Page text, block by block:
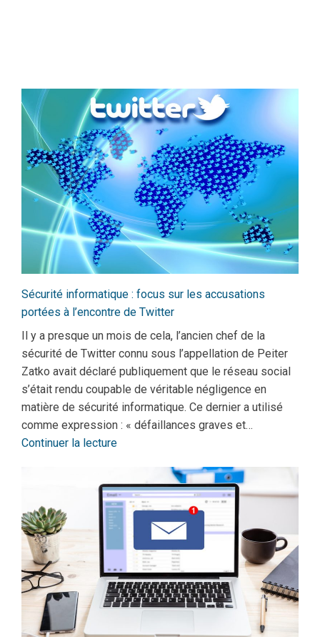
Sécurité informatique : focus sur les accusations
portées à l’encontre de Twitter
Il y a presque un mois de cela, l’ancien chef de la
sécurité de Twitter connu sous l’appellation de Peiter
Zatko avait déclaré publiquement que le réseau social
s’était rendu coupable de véritable négligence en
matière de sécurité informatique. Ce dernier a utilisé
comme expression : « défaillances graves et…
Continuer la lecture